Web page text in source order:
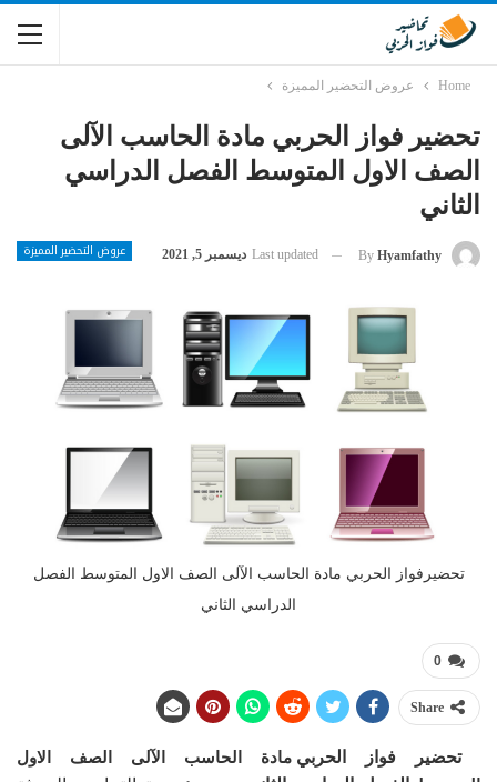
Home عروض التحضير المميزة
تحضير فواز الحربي مادة الحاسب الآلى
الصف الاول المتوسط الفصل الدراسي
الثاني
عروض التحضير المميزة By Hyamfathy
Last updated ديسمبر 5, 2021
تحضيرفواز الحربي مادة الحاسب الآلى الصف الاول المتوسط الفصل
الدراسي الثاني
0
Share
تحضير فواز الحربي مادة الحاسب الآلى الصف الاول